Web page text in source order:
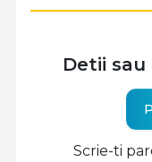
Detii
Scrie-ti